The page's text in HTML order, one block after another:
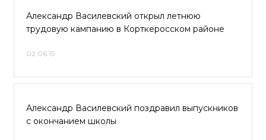
Александр Василевский открыл летнюю
трудовую кампанию в Корткеросском районе
02.06.15
Александр Василевский поздравил выпускников
с окончанием школы